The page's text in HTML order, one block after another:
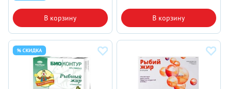
В корзину В корзину
% СКИДКА